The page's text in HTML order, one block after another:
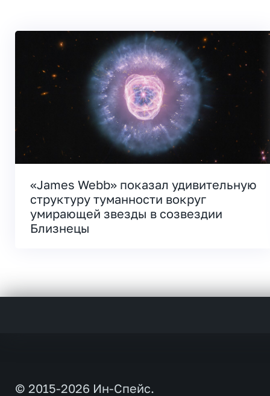
«James Webb» показал удивительную
структуру туманности вокруг
умирающей звезды в созвездии
Близнецы
© 2015-2026 Ин-Спейс.